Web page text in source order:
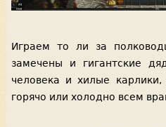
Играем то ли за
замечены и гигантские
человека и хилые
горячо или холодно всем